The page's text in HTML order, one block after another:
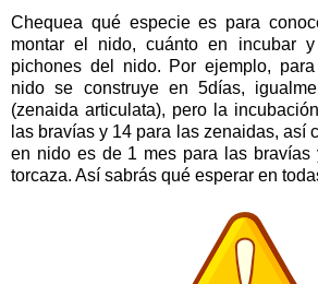
Chequea qué especie es para
montar el nido, cuánto en incubar
pichones del nido. Por ejemplo,
nido se construye en 5días,
(zenaida articulata), pero la
las bravías y 14 para las zenaidas, así
en nido es de 1 mes para las bravías
torcaza. Así sabrás qué esperar en